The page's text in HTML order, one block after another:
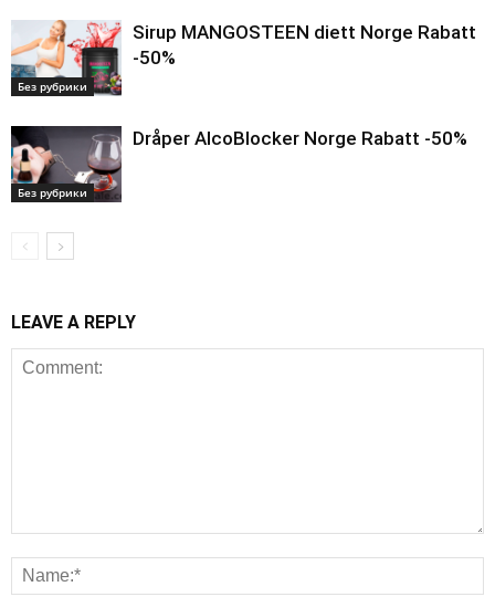
Без рубрики
Sirup MANGOSTEEN diett Norge Rabatt
-50%
Без рубрики
Dråper AlcoBlocker Norge Rabatt -50%
LEAVE A REPLY